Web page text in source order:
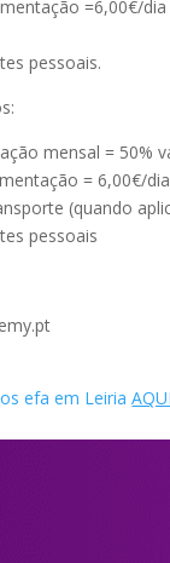
=6,00€/
pessoais.
mensal = 50%
= 6,00€/
(quando
pessoais
efa em LeiriaAQUI